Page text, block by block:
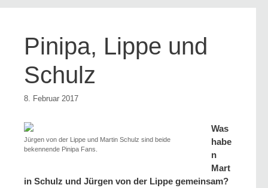
Pinipa, Lippe und
Schulz
8. Februar 2017
Jürgen von der Lippe und Martin Schulz sind beide
bekennende Pinipa Fans.
Was
habe
n
Mart
in Schulz und Jürgen von der Lippe gemeinsam?